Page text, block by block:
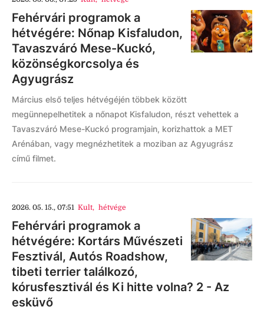
Fehérvári programok a
hétvégére: Nőnap Kisfaludon,
Tavaszváró Mese-Kuckó,
közönségkorcsolya és
Agyugrász
Március első teljes hétvégéjén többek között
megünnepelhetitek a nőnapot Kisfaludon, részt vehettek a
Tavaszváró Mese-Kuckó programjain, korizhattok a MET
Arénában, vagy megnézhetitek a moziban az Agyugrász
című filmet.
2026. 05. 15., 07:51 Kult, hétvége
Fehérvári programok a
hétvégére: Kortárs Művészeti
Fesztivál, Autós Roadshow,
tibeti terrier találkozó,
kórusfesztivál és Ki hitte volna? 2 - Az
esküvő